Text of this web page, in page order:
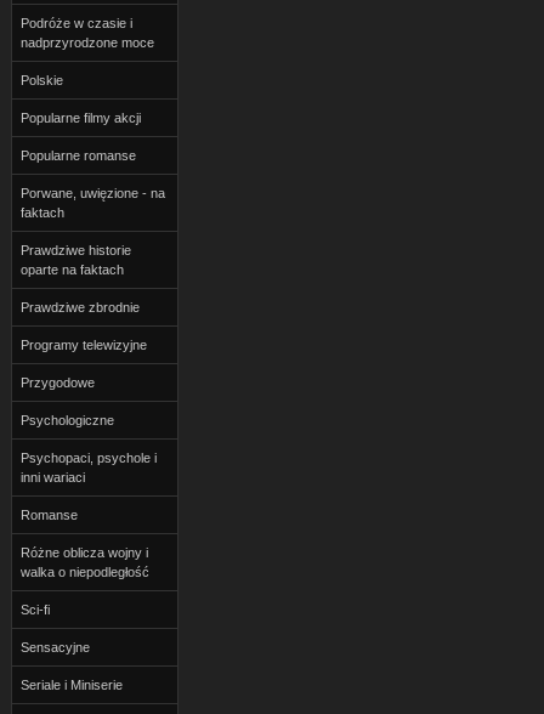
Podróże w czasie i
nadprzyrodzone moce
Polskie
Popularne filmy akcji
Popularne romanse
Porwane, uwięzione - na
faktach
Prawdziwe historie
oparte na faktach
Prawdziwe zbrodnie
Programy telewizyjne
Przygodowe
Psychologiczne
Psychopaci, psychole i
inni wariaci
Romanse
Różne oblicza wojny i
walka o niepodległość
Sci-fi
Sensacyjne
Seriale i Miniserie